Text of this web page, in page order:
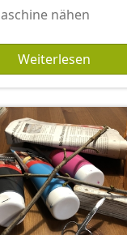
nähen
Weiterlesen